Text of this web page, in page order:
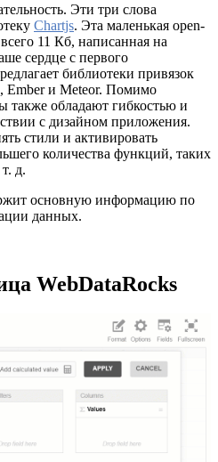
Эти три слова
Chartjs. Эта маленькая open-
11 Кб, написанная на
сердце с первого
библиотеки привязок
Ember и Meteor. Помимо
также обладают гибкостью и
с дизайном приложения.
стили и активировать
количества функций, таких
д.
основную информацию по
данных.
WebDataRocks